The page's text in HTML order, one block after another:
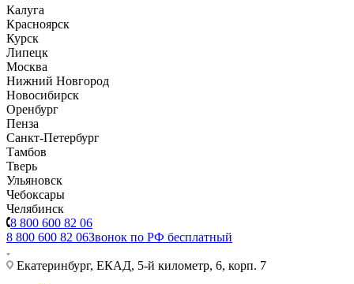
Калуга
Красноярск
Курск
Липецк
Москва
Нижний Новгород
Новосибирск
Оренбург
Пенза
Санкт-Петербург
Тамбов
Тверь
Ульяновск
Чебоксары
Челябинск
8 800 600 82 06
8 800 600 82 06Звонок по РФ бесплатный
Екатеринбург, ЕКАД, 5-й километр, 6, корп. 7